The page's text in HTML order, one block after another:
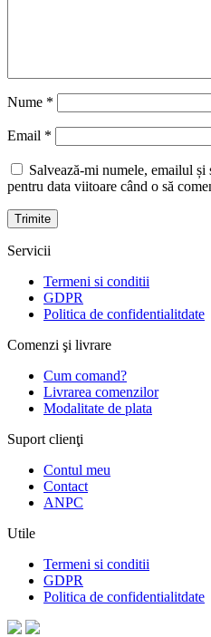
Nume *
Email *
Salvează-mi numele, emailul
pentru data viitoare când o să
Servicii
Termeni si conditii
GDPR
Politica de confidentialitdate
Comenzi şi livrare
Cum comand?
Livrarea comenzilor
Modalitate de plata
Suport clienţi
Contul meu
Contact
ANPC
Utile
Termeni si conditii
GDPR
Politica de confidentialitdate